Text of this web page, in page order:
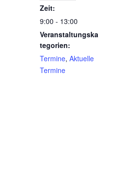
Zeit:
9:00 - 13:00
Veranstaltungska
tegorien:
Termine, Aktuelle
Termine